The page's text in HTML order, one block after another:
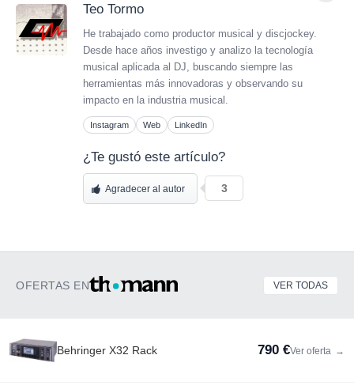
Teo Tormo
He trabajado como productor musical y discjockey.
Desde hace años investigo y analizo la tecnología
musical aplicada al DJ, buscando siempre las
herramientas más innovadoras y observando su
impacto en la industria musical.
Instagram Web LinkedIn
¿Te gustó este artículo?
Agradecer al autor 3
OFERTAS EN VER TODAS
Behringer X32 Rack 790 €Ver oferta →